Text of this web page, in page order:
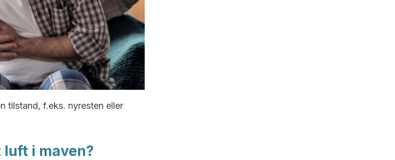
tilstand, f.eks. nyresten eller
i maven?